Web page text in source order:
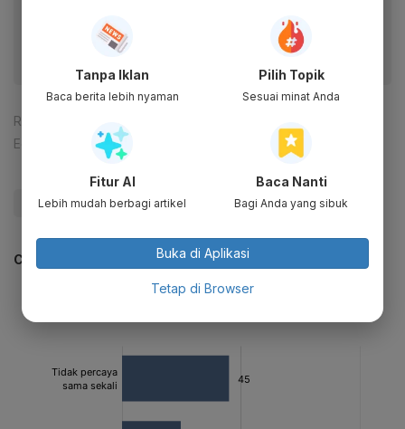
fitur menarik lainnya lewat aplikasi mobile Katadata.
Reporter:
Editor:
Ameidyo Daud Nasution
#Jokowi #Mudik #Lebaran #Update Me
CEK JUGA DATA INI
Tanpa Iklan
Baca berita lebih nyaman
Pilih Topik
Sesuai minat Anda
Fitur AI
Lebih mudah berbagi artikel
Baca Nanti
Bagi Anda yang sibuk
Buka di Aplikasi
Tetap di Browser